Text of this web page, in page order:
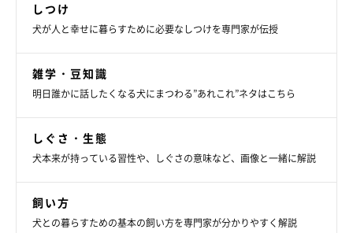
ような理由が考えられますか？
しつけ
犬が人と幸せに暮らすために必要なしつけを専門家が伝授
雑学・豆知識
明日誰かに話したくなる犬にまつわる”あれこれ”ネタはこちら
しぐさ・生態
犬本来が持っている習性や、しぐさの意味など、画像と一緒に解説
飼い方
犬との暮らすための基本の飼い方を専門家が分かりやすく解説